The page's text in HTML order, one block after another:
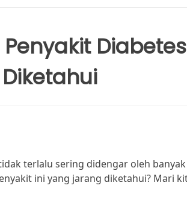
Diabetes
terlalu sering didengar oleh
ini yang jarang diketahui? Mari